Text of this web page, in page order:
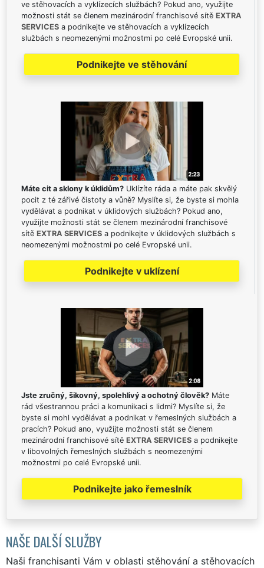
ve stěhovacích a vyklízecích službách? Pokud ano, využijte
možnosti stát se členem mezinárodní franchisové sítě EXTRA
SERVICES a podnikejte ve stěhovacích a vyklízecích
službách s neomezenými možnostmi po celé Evropské unii.
Podnikejte ve stěhování
Máte cit a sklony k úklidům? Uklízíte ráda a máte pak skvělý
pocit z té zářivé čistoty a vůně? Myslíte si, že byste si mohla
vydělávat a podnikat v úklidových službách? Pokud ano,
využijte možnosti stát se členem mezinárodní franchisové
sítě EXTRA SERVICES a podnikejte v úklidových službách s
neomezenými možnostmi po celé Evropské unii.
Podnikejte v uklízení
Jste zručný, šikovný, spolehlivý a ochotný člověk? Máte
rád všestrannou práci a komunikaci s lidmi? Myslíte si, že
byste si mohl vydělávat a podnikat v řemeslných službách a
pracích? Pokud ano, využijte možnosti stát se členem
mezinárodní franchisové sítě EXTRA SERVICES a podnikejte
v libovolných řemeslných službách s neomezenými
možnostmi po celé Evropské unii.
Podnikejte jako řemeslník
NAŠE DALŠÍ SLUŽBY
Naši franchisanti Vám v oblasti stěhování a stěhovacích